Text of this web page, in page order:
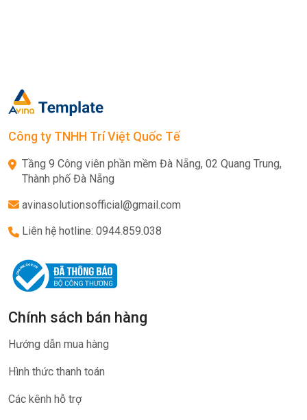
Công ty TNHH Trí Việt Quốc Tế
Tầng 9 Công viên phần mềm Đà Nẵng, 02 Quang Trung,
Thành phố Đà Nẵng
avinasolutionsofficial@gmail.com
Liên hệ hotline: 0944.859.038
Chính sách bán hàng
Hướng dẫn mua hàng
Hình thức thanh toán
Các kênh hỗ trợ